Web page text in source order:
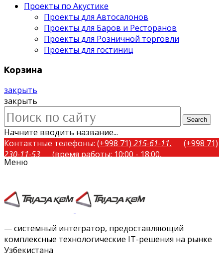
Проекты по Акустике
Проекты для Автосалонов
Проекты для Баров и Ресторанов
Проекты для Розничной торговли
Проекты для гостиниц
Корзина
закрыть
закрыть
Search
Начните вводить название...
Контактные телефоны: (+998 71) 215-61-11,
(+998 71)
230-11-53
(время работы: 10:00 - 18:00,
понедельник-пятница)
Instagram
Vimeo
Меню
— системный интегратор, предоставляющий
комплексные технологические IT-решения на рынке
Узбекистана